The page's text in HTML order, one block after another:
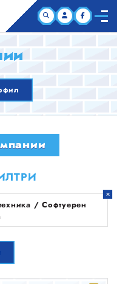
/ Софтуерен